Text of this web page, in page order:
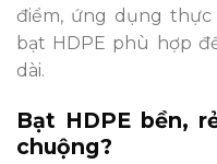
điểm, ứng dụng
bạt HDPE phù hợp
dài.
Bạt HDPE bền,
chuộng?